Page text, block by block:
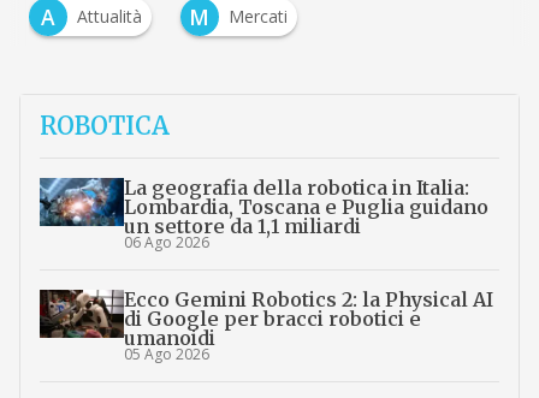
A
Attualità M Mercati
ROBOTICA
La geografia della robotica in Italia:
Lombardia, Toscana e Puglia guidano
un settore da 1,1 miliardi
06 Ago 2026
Ecco Gemini Robotics 2: la Physical AI
di Google per bracci robotici e
umanoidi
05 Ago 2026